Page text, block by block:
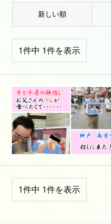
新しい順
1件中 1件を表示
1件中 1件を表示